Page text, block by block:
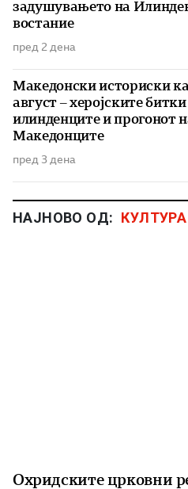
задушувањето на
востание
пред 2 дена
Македонски историски
август – херојските
илинденците и прогонот
Македонците
пред 3 дена
НАЈНОВО ОД:
Охридските црковни